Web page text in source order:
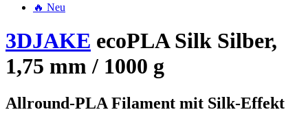
🔥 Neu
3DJAKE ecoPLA Silk Silber,
1,75 mm / 1000 g
Allround-PLA Filament mit Silk-Effekt